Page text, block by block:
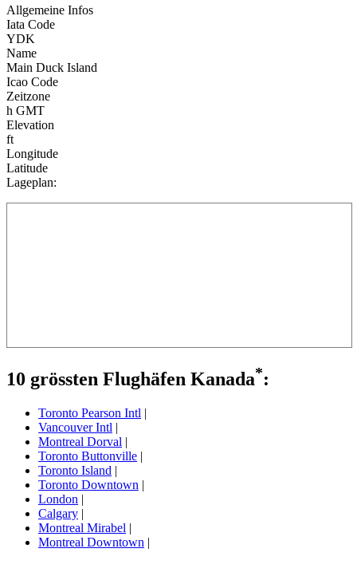
Allgemeine Infos
Iata Code
YDK
Name
Main Duck Island
Icao Code
Zeitzone
h GMT
Elevation
ft
Longitude
Latitude
Lageplan:
10 grössten Flughäfen Kanada*:
Toronto Pearson Intl |
Vancouver Intl |
Montreal Dorval |
Toronto Buttonville |
Toronto Island |
Toronto Downtown |
London |
Calgary |
Montreal Mirabel |
Montreal Downtown |